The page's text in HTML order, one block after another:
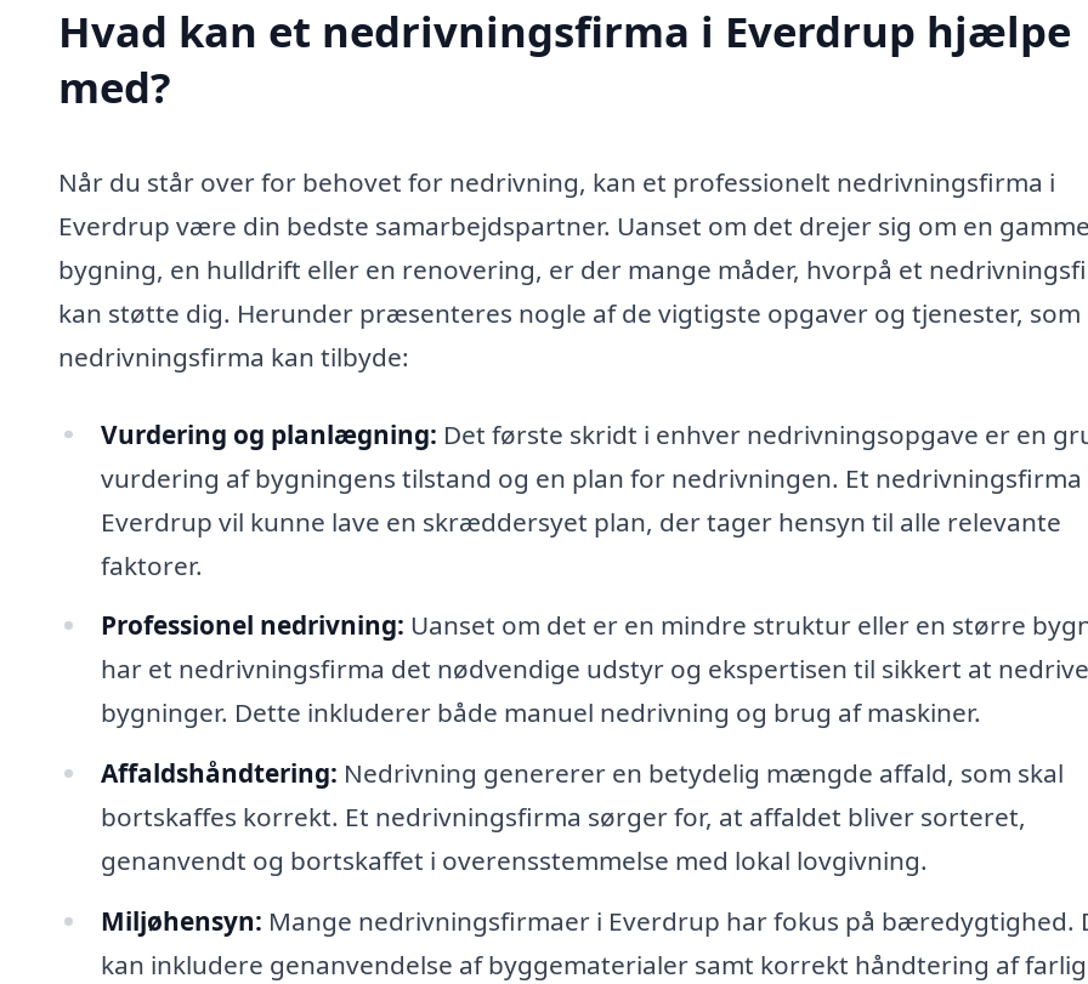
Hvad kan et nedrivningsfirma i Everdrup hjælpe
med?
Når du står over for behovet for nedrivning, kan et professionelt nedrivningsfirma i
Everdrup være din bedste samarbejdspartner. Uanset om det drejer sig om en
bygning, en hulldrift eller en renovering, er der mange måder, hvorpå et
kan støtte dig. Herunder præsenteres nogle af de vigtigste opgaver og tjenester, som
nedrivningsfirma kan tilbyde:
Vurdering og planlægning: Det første skridt i enhver nedrivningsopgave er en
vurdering af bygningens tilstand og en plan for nedrivningen. Et nedrivningsfirma
Everdrup vil kunne lave en skræddersyet plan, der tager hensyn til alle relevante
faktorer.
Professionel nedrivning: Uanset om det er en mindre struktur eller en større
har et nedrivningsfirma det nødvendige udstyr og ekspertisen til sikkert at nedrive
bygninger. Dette inkluderer både manuel nedrivning og brug af maskiner.
Affaldshåndtering: Nedrivning genererer en betydelig mængde affald, som skal
bortskaffes korrekt. Et nedrivningsfirma sørger for, at affaldet bliver sorteret,
genanvendt og bortskaffet i overensstemmelse med lokal lovgivning.
Miljøhensyn: Mange nedrivningsfirmaer i Everdrup har fokus på bæredygtighed.
kan inkludere genanvendelse af byggematerialer samt korrekt håndtering af